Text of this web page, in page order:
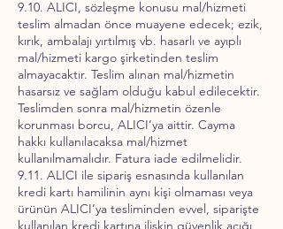
9.10. ALICI, sözleşme konusu mal/hizmeti
teslim almadan önce muayene edecek; ezik,
kırık, ambalajı yırtılmış vb. hasarlı ve ayıplı
mal/hizmeti kargo şirketinden teslim
almayacaktır. Teslim alınan mal/hizmetin
hasarsız ve sağlam olduğu kabul edilecektir.
Teslimden sonra mal/hizmetin özenle
korunması borcu, ALICI’ya aittir. Cayma
hakkı kullanılacaksa mal/hizmet
kullanılmamalıdır. Fatura iade edilmelidir.
9.11. ALICI ile sipariş esnasında kullanılan
kredi kartı hamilinin aynı kişi olmaması veya
ürünün ALICI’ya tesliminden evvel, siparişte
kullanılan kredi kartına ilişkin güvenlik açığı